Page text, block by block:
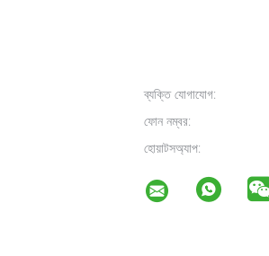
ব্যক্তি যোগাযোগ:
ফোন নম্বর:
হোয়াটসঅ্যাপ: